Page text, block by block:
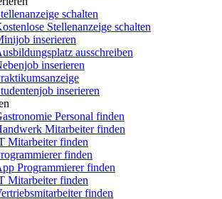
schalten
Stellenanzeige schalten
inserieren
ausschreiben
inserieren
inserieren
Personal finden
Mitarbeiter finden
Mitarbeiter finden
finden
Programmierer finden
Mitarbeiter finden
finden